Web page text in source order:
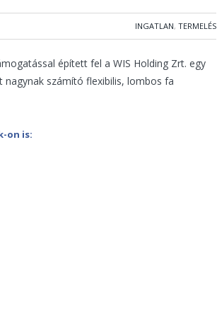
INGATLAN, TERMELÉS
épített fel a WIS Holding Zrt. egy
számító flexibilis, lombos fa
on is: